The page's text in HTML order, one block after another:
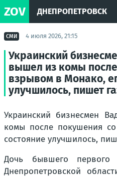
ZOV ДНЕПРОПЕТРОВСК
СМИ 4 июля 2026, 21:15
Украинский
вышел из комы
взрывом в Монако,
улучшилось, пишет
Украинский бизнесмен
комы после покушения
состояние улучшилось,
Дочь бывшего первого
Днепропетровской